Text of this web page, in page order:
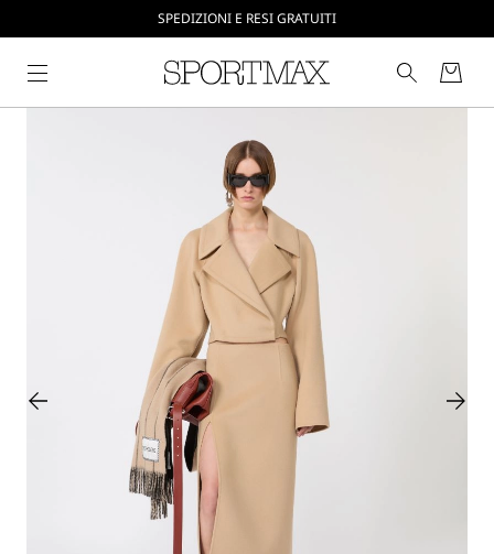
CREA IL TUO ACCOUNT SU SPORTMAX.COM
SPEDIZIONI E RESI GRATUITI